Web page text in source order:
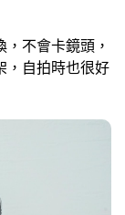
不會卡鏡頭，
，自拍時也很好